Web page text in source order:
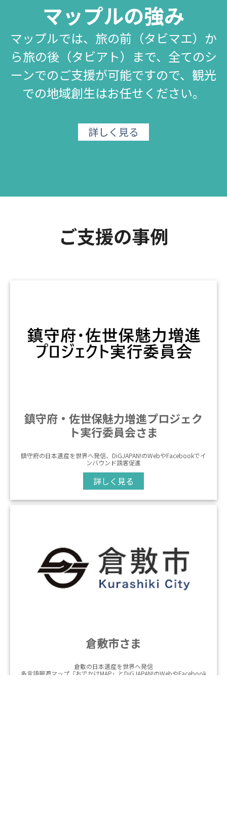
マップルの強み
マップルでは、旅の前（タビマエ）か
ら旅の後（タビアト）まで、全てのシ
ーンでのご支援が可能ですので、観光
での地域創生はお任せください。
詳しく見る
ご支援の事例
鎮守府・佐世保魅力増進プロジェク
ト実行委員会さま
鎮守府の日本遺産を世界へ発信、DiGJAPAN!のWebやFacebookでイ
ンバウンド誘客促進
詳しく見る
倉敷市さま
倉敷の日本遺産を世界へ発信
多言語周遊マップ「おでかけMAP」とDiGJAPAN!のWebやFacebook